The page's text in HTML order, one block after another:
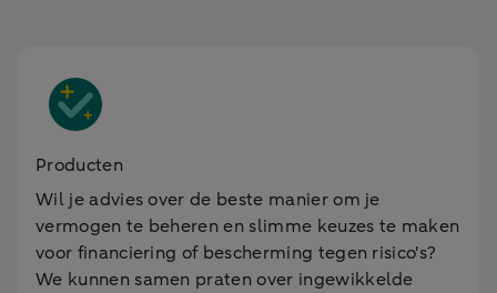
Producten
Wil je advies over de beste manier om je
vermogen te beheren en slimme keuzes te maken
voor financiering of bescherming tegen risico's?
We kunnen samen praten over ingewikkelde